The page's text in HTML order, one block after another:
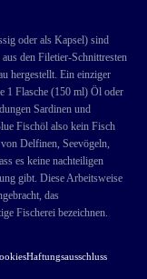
oder als Kapsel) sind
den Filetier-Schnittresten
hergestellt. Ein einziger
1 Flasche (150 ml) Öl oder
Sardinen und
Fischöl also kein Fisch
Delfinen, Seevögeln,
es keine nachteiligen
gibt. Diese Arbeitsweise
das
Fischerei bezeichnen.
Haftungsausschluss